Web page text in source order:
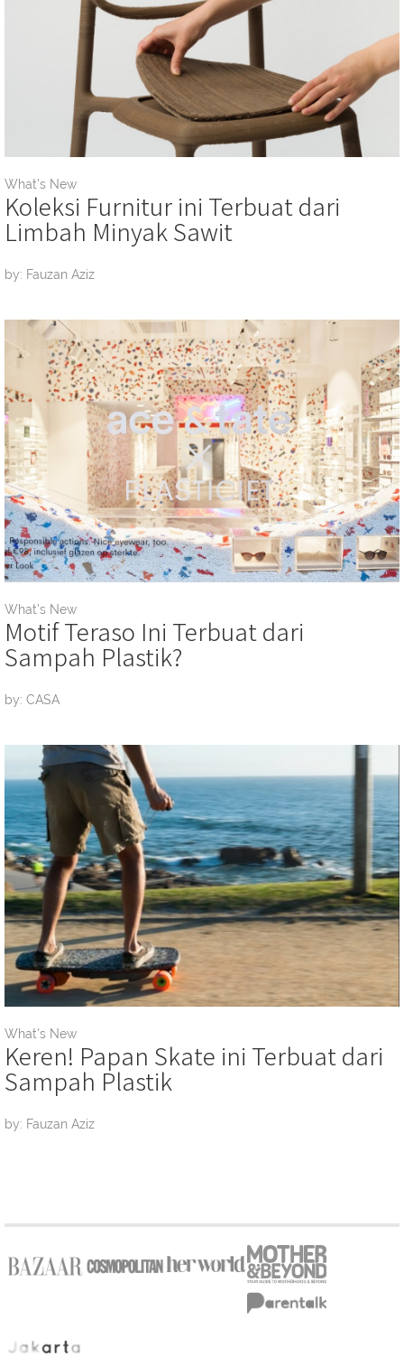
What's New
Koleksi Furnitur ini Terbuat dari
Limbah Minyak Sawit
by: Fauzan Aziz
What's New
Motif Teraso Ini Terbuat dari
Sampah Plastik?
by: CASA
What's New
Keren! Papan Skate ini Terbuat dari
Sampah Plastik
by: Fauzan Aziz